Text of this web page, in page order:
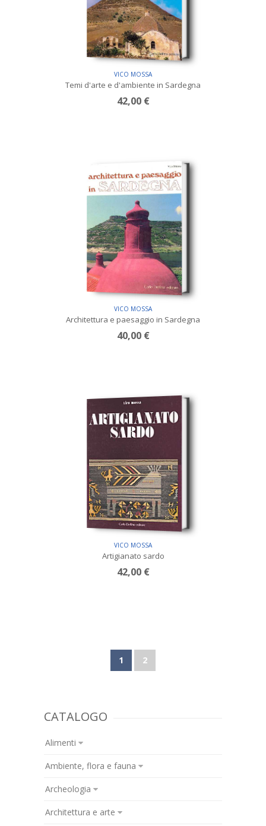
VICO MOSSA
Temi d'arte e d'ambiente in Sardegna
42,00 €
VICO MOSSA
Architettura e paesaggio in Sardegna
40,00 €
VICO MOSSA
Artigianato sardo
42,00 €
1 2
CATALOGO
Alimenti
Ambiente, flora e fauna
Archeologia
Architettura e arte